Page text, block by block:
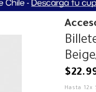
$22.
Hasta 12x